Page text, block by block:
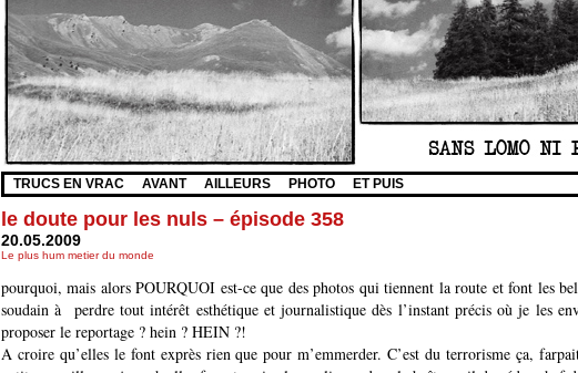
TRUCS EN VRAC AVANT AILLEURS PHOTO ET PUIS
le doute pour les nuls – épisode 358
20.05.2009
Le plus hum metier du monde
pourquoi, mais alors POURQUOI est-ce que des photos qui tiennent la route et font les
soudain à perdre tout intérêt esthétique et journalistique dès l’instant précis où je les
proposer le reportage ? hein ? HEIN ?!
A croire qu’elles le font exprès rien que pour m’emmerder. C’est du terrorisme ça,